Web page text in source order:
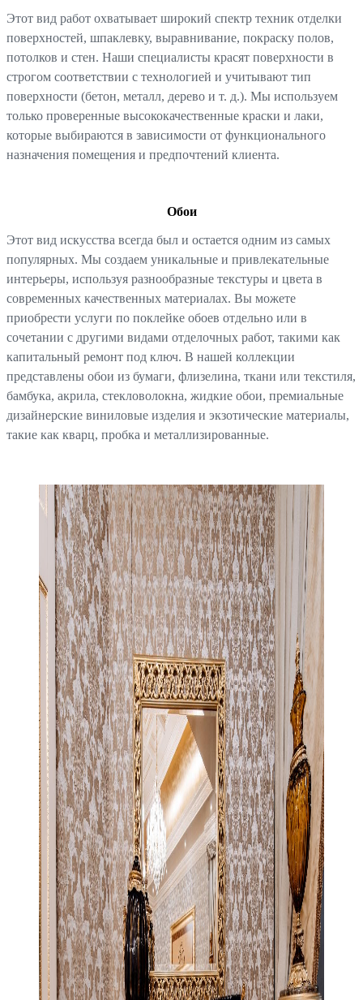
Этот вид работ охватывает широкий спектр техник отделки
поверхностей, шпаклевку, выравнивание, покраску полов,
потолков и стен. Наши специалисты красят поверхности в
строгом соответствии с технологией и учитывают тип
поверхности (бетон, металл, дерево и т. д.). Мы используем
только проверенные высококачественные краски и лаки,
которые выбираются в зависимости от функционального
назначения помещения и предпочтений клиента.
Обои
Этот вид искусства всегда был и остается одним из самых
популярных. Мы создаем уникальные и привлекательные
интерьеры, используя разнообразные текстуры и цвета в
современных качественных материалах. Вы можете
приобрести услуги по поклейке обоев отдельно или в
сочетании с другими видами отделочных работ, такими как
капитальный ремонт под ключ. В нашей коллекции
представлены обои из бумаги, флизелина, ткани или текстиля,
бамбука, акрила, стекловолокна, жидкие обои, премиальные
дизайнерские виниловые изделия и экзотические материалы,
такие как кварц, пробка и металлизированные.